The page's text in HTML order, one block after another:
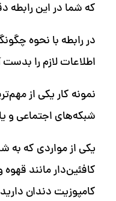
که شما در این رابطه
در رابطه با نحوه
اطلاعات لازم را
نمونه کار یکی از
شبکه‌های اجتماعی و
یکی از مواردی که به
کافئین‌دار مانند
کامپوزیت دندان